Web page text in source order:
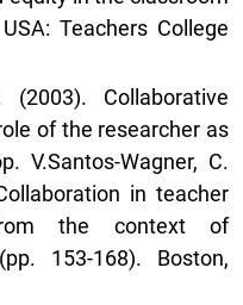
Teachers College
Collaborative
of the researcher as
V.Santos-Wagner, C.
in teacher
the context of
153-168). Boston,